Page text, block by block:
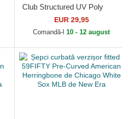
Club Structured UV Poly
Ripstop de Chicago White
Sox MLB de Nike
EUR 29,95
Comandă-l 10 - 12 august